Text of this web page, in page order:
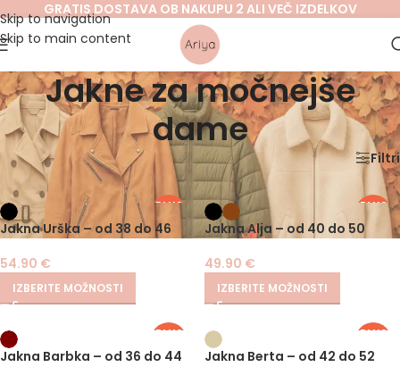
Skip to navigation
Skip to main content
GRATIS DOSTAVA OB NAKUPU 2 ALI VEČ IZDELKOV
Jakne za močnejše
dame
Domov/ZA MOČNEJŠE DAME/Jakne za močnejše dame Filtri
PLUS
SIZE
Jakna Urška – od 38 do 46
54.90 €
IZBERITE MOŽNOSTI
PLUS
Jakna Alja – od 40 do 50
49.90 €
IZBERITE MOŽNOSTI
PLUS
Jakna Barbka – od 36 do 44
PLUS
Jakna Berta – od 42 do 52